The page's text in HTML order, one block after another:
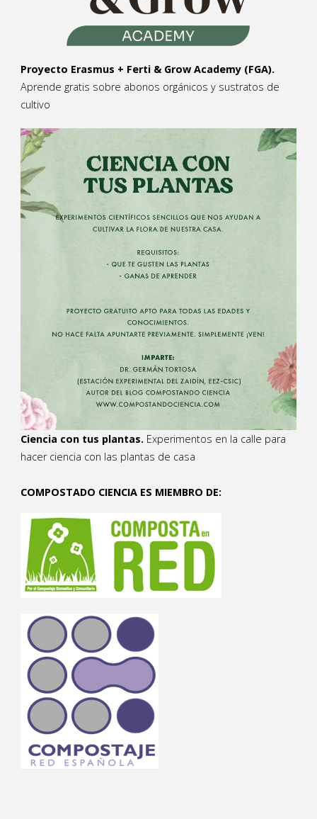
Proyecto Erasmus + Ferti & Grow Academy (FGA).
Aprende gratis sobre abonos orgánicos y sustratos de
cultivo
Ciencia con tus plantas. Experimentos en la calle para
hacer ciencia con las plantas de casa
COMPOSTADO CIENCIA ES MIEMBRO DE: